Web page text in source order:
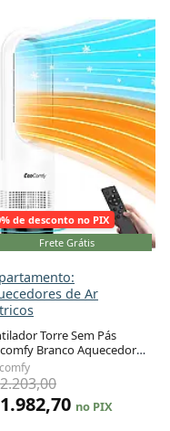
de desconto no PIX
Frete Grátis
de Ar
Torre Sem Pás
Branco Aquecedor
Resfriador 40W
80° 8 Velocidades
9h 120V
2.203,00
1.982,70 no PIX